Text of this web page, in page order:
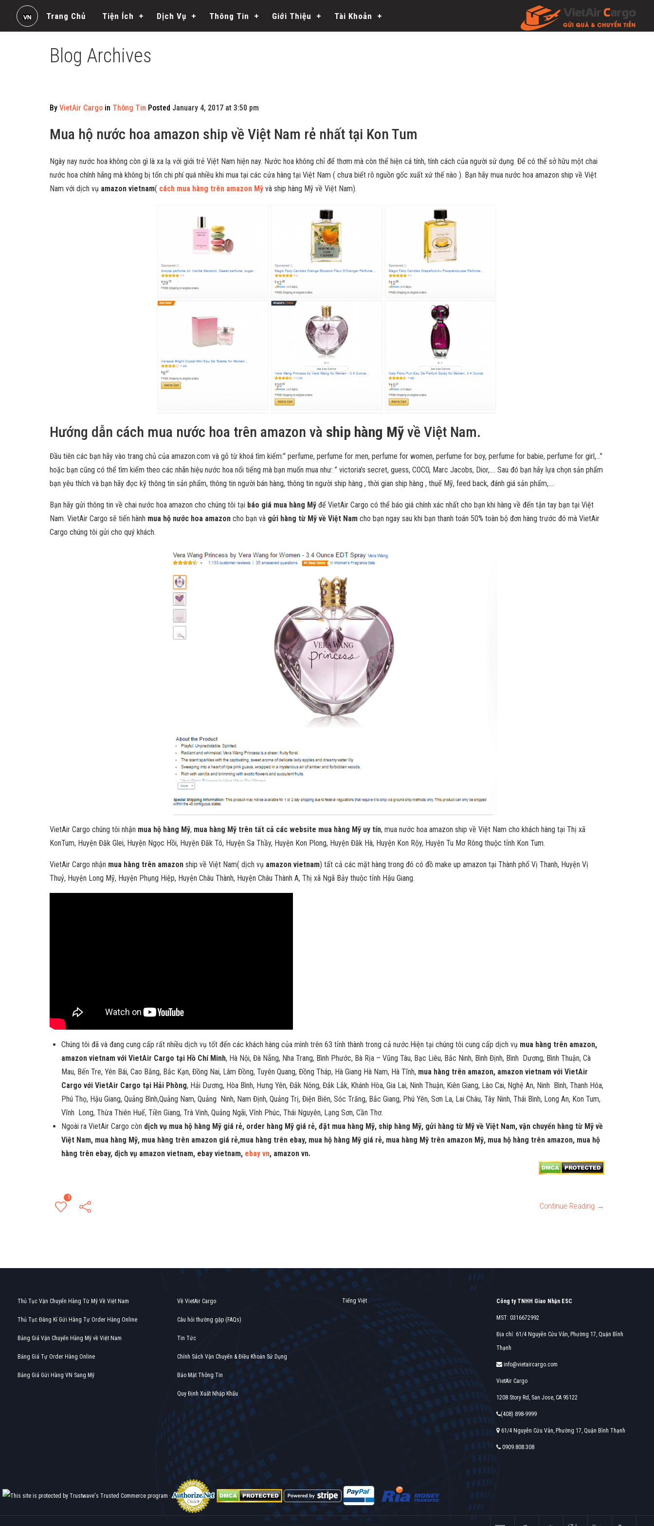
Trang Chủ Tiện Ích Dịch Vụ Thông Tin Giới Thiệu Tài Khoản
Blog Archives
By VietAir Cargo in Thông Tin Posted January 4, 2017 at 3:50 pm
Mua hộ nước hoa amazon ship về Việt Nam rẻ nhất tại Kon Tum
Ngày nay nước hoa không còn gì là xa lạ với giới trẻ Việt Nam hiện nay. Nước hoa không chỉ để thơm mà còn thể hiện cá tính, tính cách của người sử dụng. Để có thể sở hữu một chai
nước hoa chính hãng mà không bị tốn chi phí quá nhiều khi mua tại các cửa hàng tại Việt Nam ( chưa biết rõ nguồn gốc xuất xứ thế nào ). Bạn hãy mua nước hoa amazon ship về Việt
Nam với dịch vụ amazon vietnam( cách mua hàng trên amazon Mỹ và ship hàng Mỹ về Việt Nam).
Hướng dẫn cách mua nước hoa trên amazon và ship hàng Mỹ về Việt Nam.
Đầu tiên các bạn hãy vào trang chủ của amazon.com và gõ từ khoá tìm kiếm:” perfume, perfume for men, perfume for women, perfume for boy, perfume for babie, perfume for girl,…”
hoặc bạn cũng có thể tìm kiếm theo các nhãn hiệu nước hoa nổi tiếng mà bạn muốn mua như: ” victoria’s secret, guess, COCO, Marc Jacobs, Dior,…. Sau đó bạn hãy lựa chọn sản phẩm
bạn yêu thích và bạn hãy đọc kỹ thông tin sản phẩm, thông tin người bán hàng, thông tin người ship hàng , thời gian ship hàng , thuế Mỹ, feed back, đánh giá sản phẩm,….
Bạn hãy gửi thông tin về chai nước hoa amazon cho chúng tôi tại báo giá mua hàng Mỹ để VietAir Cargo có thể báo giá chính xác nhất cho bạn khi hàng về đến tận tay bạn tại Việt
Nam. VietAir Cargo sẽ tiến hành mua hộ nước hoa amazon cho bạn và gửi hàng từ Mỹ về Việt Nam cho bạn ngay sau khi bạn thanh toán 50% toàn bộ đơn hàng trước đó mà VietAir
Cargo chúng tôi gửi cho quý khách.
VietAir Cargo chúng tôi nhận mua hộ hàng Mỹ, mua hàng Mỹ trên tất cả các website mua hàng Mỹ uy tín, mua nước hoa amazon ship về Việt Nam cho khách hàng tại Thị xã
KonTum, Huyện Đăk Glei, Huyện Ngọc Hồi, Huyện Đăk Tô, Huyện Sa Thầy, Huyện Kon Plong, Huyện Đăk Hà, Huyện Kon Rộy, Huyện Tu Mơ Rông thuộc tỉnh Kon Tum.
VietAir Cargo nhận mua hàng trên amazon ship về Việt Nam( dịch vụ amazon vietnam) tất cả các mặt hàng trong đó có đồ make up amazon tại Thành phố Vị Thanh, Huyện Vị
Thuỷ, Huyện Long Mỹ, Huyện Phụng Hiệp, Huyện Châu Thành, Huyện Châu Thành A, Thị xã Ngã Bảy thuộc tỉnh Hậu Giang.
Chúng tôi đã và đang cung cấp rất nhiều dịch vụ tốt đến các khách hàng của mình trên 63 tỉnh thành trong cả nước.Hiện tại chúng tôi cung cấp dịch vụ mua hàng trên amazon,
amazon vietnam với VietAir Cargo tại Hồ Chí Minh, Hà Nội, Đà Nẵng, Nha Trang, Bình Phước, Bà Rịa – Vũng Tàu, Bạc Liêu, Bắc Ninh, Bình Định, Bình Dương, Bình Thuận, Cà
Mau, Bến Tre, Yên Bái, Cao Bằng, Bắc Kạn, Đồng Nai, Lâm Đồng, Tuyên Quang, Đồng Tháp, Hà Giang Hà Nam, Hà Tĩnh, mua hàng trên amazon, amazon vietnam với VietAir
Cargo với VietAir Cargo tại Hải Phòng, Hải Dương, Hòa Bình, Hưng Yên, Đắk Nông, Đắk Lắk, Khánh Hòa, Gia Lai, Ninh Thuận, Kiên Giang, Lào Cai, Nghệ An, Ninh Bình, Thanh Hóa,
Phú Thọ, Hậu Giang, Quảng Bình,Quảng Nam, Quảng Ninh, Nam Định, Quảng Trị, Điện Biên, Sóc Trăng, Bắc Giang, Phú Yên, Sơn La, Lai Châu, Tây Ninh, Thái Bình, Long An, Kon Tum,
Vĩnh Long, Thừa Thiên Huế, Tiền Giang, Trà Vinh, Quảng Ngãi, Vĩnh Phúc, Thái Nguyên, Lạng Sơn, Cần Thơ.
Ngoài ra VietAir Cargo còn dịch vụ mua hộ hàng Mỹ giá rẻ, order hàng Mỹ giá rẻ, đặt mua hàng Mỹ, ship hàng Mỹ, gửi hàng từ Mỹ về Việt Nam, vận chuyển hàng từ Mỹ về
Việt Nam, mua hàng Mỹ, mua hàng trên amazon giá rẻ,mua hàng trên ebay, mua hộ hàng Mỹ giá rẻ, mua hàng Mỹ trên amazon Mỹ, mua hộ hàng trên amazon, mua hộ
hàng trên ebay, dịch vụ amazon vietnam, ebay vietnam, ebay vn, amazon vn.
3
Continue Reading →
Thủ Tục Vận Chuyển Hàng Từ Mỹ Về Việt Nam
Thủ Tục Đăng Kí Gửi Hàng Tự Order Hàng Online
Bảng Giá Vận Chuyển Hàng Mỹ về Việt Nam
Bảng Giá Tự Order Hàng Online
Bảng Giá Gửi Hàng VN Sang Mỹ
Về VietAir Cargo
Câu hỏi thường gặp (FAQs)
Tin Tức
Chính Sách Vận Chuyển & Điều Khoản Sử Dụng
Bảo Mật Thông Tin
Quy Định Xuất Nhập Khẩu
Tiếng Việt Công ty TNHH Giao Nhận ESC
MST: 0316672992
Địa chỉ: 61/4 Nguyễn Cửu Vân, Phường 17, Quận Bình
Thạnh
info@vietaircargo.com
VietAir Cargo
1208 Story Rd, San Jose, CA 95122
(408) 898-9999
61/4 Nguyễn Cửu Vân, Phường 17, Quận Bình Thạnh
0909.808.308